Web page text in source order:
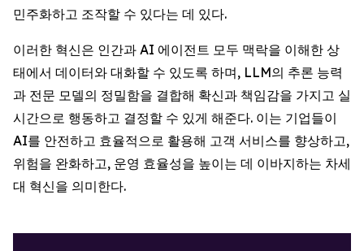
민주화하고 조작할 수 있다는 데 있다.
이러한 혁신은 인간과 AI 에이전트 모두 맥락을 이해한 상
태에서 데이터와 대화할 수 있도록 하며, LLM의 추론 능력
과 전문 모델의 정밀함을 결합해 확신과 책임감을 가지고 실
시간으로 행동하고 결정할 수 있게 해준다. 이는 기업들이
AI를 안전하고 효율적으로 활용해 고객 서비스를 향상하고,
위험을 완화하고, 운영 효율성을 높이는 데 이바지하는 차세
대 혁신을 의미한다.